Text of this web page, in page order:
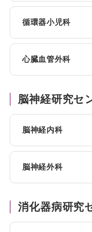
循環器小児科
心臓血管外科
脳神経研究セ
脳神経内科
脳神経外科
消化器病研究